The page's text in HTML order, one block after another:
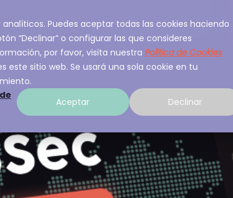
Puedes aceptar todas las cookies haciendo
“Declinar” o configurar las que consideres
por favor, visita nuestra Política de Cookies
este sitio web. Se usará una sola cookie en tu
Aceptar Declinar
Sobre A3Sec Experiencia